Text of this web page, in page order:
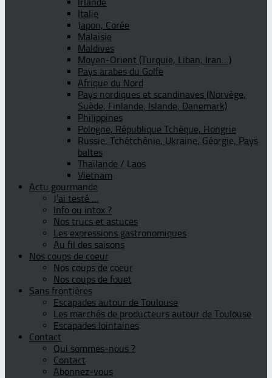
Italie
Japon, Corée
Malaisie
Maldives
Moyen-Orient (Turquie, Liban, Iran…)
Pays arabes du Golfe
Afrique du Nord
Pays nordiques et scandinaves (Norvège,
Suède, Finlande, Islande, Danemark)
Philippines
Pologne, République Tchèque, Hongrie
Russie, Tchétchénie, Ukraine, Géorgie, Pays
baltes
Thaïlande / Laos
Vietnam
Actu gourmande
J’ai testé …
Info ou intox ?
Nos trucs et astuces
Les expressions gastronomiques
Au fil des saisons
Nos coups de coeur
Nos coups de coeur
Nos coups de fouet
Sans frontières
Escapades autour de Toulouse
Les marchés de producteurs autour de Toulouse
Escapades lointaines
Contact
Qui sommes-nous ?
Contact
Abonnez-vous